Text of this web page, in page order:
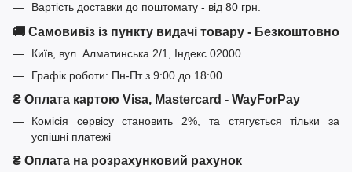
Вартість доставки до поштомату - від 80 грн.
🚚 Самовивіз із пункту видачі товару - Безкоштовно
Київ, вул. Алматинська 2/1, Індекс 02000
Графік роботи: Пн-Пт з 9:00 до 18:00
₴ Оплата картою Visa, Mastercard - WayForPay
Комісія сервісу становить 2%, та стягується тільки за
успішні платежі
₴ Оплата на розрахунковий рахунок